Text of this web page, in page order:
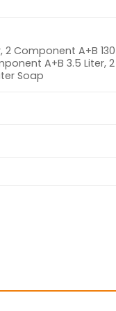
2 Component A+B
A+B 3.5
Soap